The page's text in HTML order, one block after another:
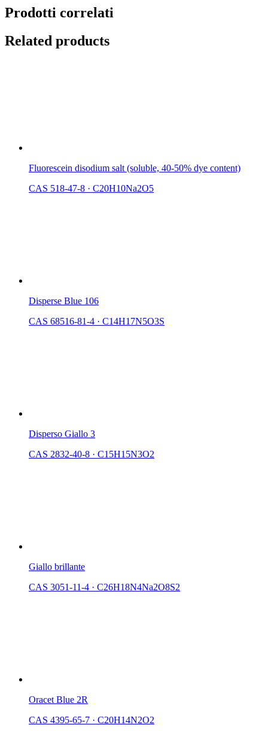
Prodotti correlati
Related products
Fluorescein disodium salt (soluble, 40-50% dye content)
CAS 518-47-8 · C20H10Na2O5
Disperse Blue 106
CAS 68516-81-4 · C14H17N5O3S
Disperso Giallo 3
CAS 2832-40-8 · C15H15N3O2
Giallo brillante
CAS 3051-11-4 · C26H18N4Na2O8S2
Oracet Blue 2R
CAS 4395-65-7 · C20H14N2O2